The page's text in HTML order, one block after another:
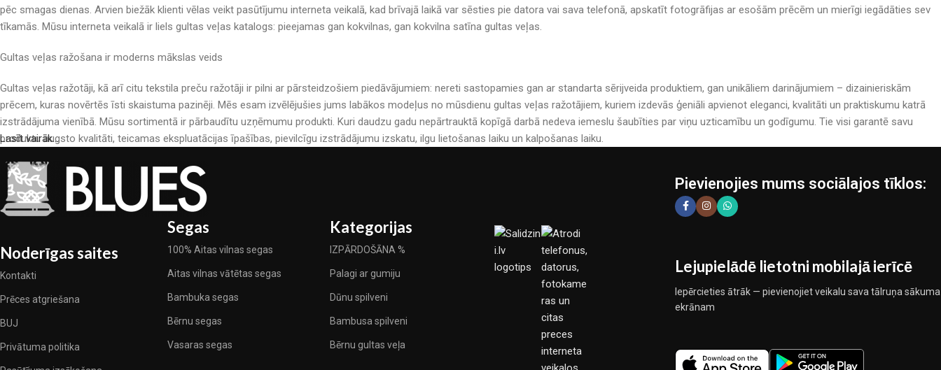
pēc smagas dienas. Arvien biežāk klienti vēlas veikt pasūtījumu interneta veikalā, kad brīvajā laikā var sēsties pie datora vai sava telefonā, apskatīt fotogrāfijas ar esošām prēcēm un mierīgi iegādāties sev
tīkamās. Mūsu interneta veikalā ir liels gultas veļas katalogs: pieejamas gan kokvilnas, gan kokvilna satīna gultas veļas.
Gultas veļas ražošana ir moderns mākslas veids
Gultas veļas ražotāji, kā arī citu tekstila preču ražotāji ir pilni ar pārsteidzošiem piedāvājumiem: nereti sastopamies gan ar standarta sērijveida produktiem, gan unikāliem darinājumiem – dizainieriskām
prēcem, kuras novērtēs īsti skaistuma pazinēji. Mēs esam izvēlējušies jums labākos modeļus no mūsdienu gultas veļas ražotājiem, kuriem izdevās ģeniāli apvienot eleganci, kvalitāti un praktiskumu katrā
izstrādājuma vienībā. Mūsu sortimentā ir pārbaudītu uzņēmumu produkti. Kuri daudzu gadu nepārtrauktā kopīgā darbā nedeva iemeslu šaubīties par viņu uzticamību un godīgumu. Tie visi garantē savu
produktu augsto kvalitāti, teicamas ekspluatācijas īpašības, pievilcīgu izstrādājumu izskatu, ilgu lietošanas laiku un kalpošanas laiku.
Lasīt vairāk...
Noderīgas saites
Kontakti
Prēces atgriešana
BUJ
Privātuma politika
Segas
100% Aitas vilnas segas
Aitas vilnas vātētas segas
Bambuka segas
Bērnu segas
Vasaras segas
Kategorijas
IZPĀRDOŠĀNA %
Palagi ar gumiju
Dūnu spilveni
Bambusa spilveni
Bērnu gultas veļa
Pievienojies mums sociālajos tīklos:
Lejupielādē lietotni mobilajā ierīcē
Iepērcieties ātrāk — pievienojiet veikalu sava tālruņa sākuma
ekrānam